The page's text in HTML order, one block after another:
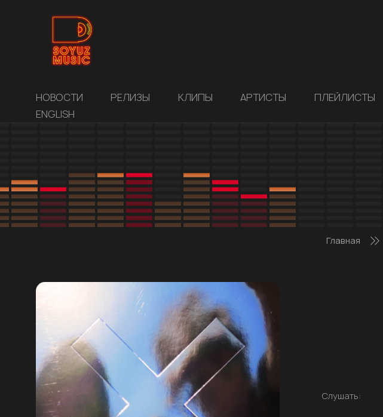
НОВОСТИ РЕЛИЗЫ КЛИПЫ АРТИСТЫ ПЛЕЙЛИСТЫ
ENGLISH
Главная
Слушать: